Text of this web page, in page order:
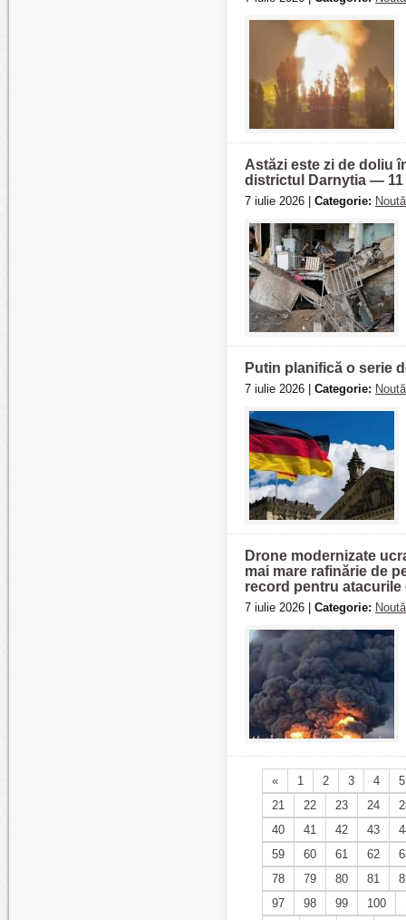
Astăzi este zi de doliu
districtul Darnytia — 11
7 iulie 2026 | Categorie:
Putin planifică o serie
7 iulie 2026 | Categorie:
Drone modernizate
mai mare rafinărie de
record pentru
7 iulie 2026 | Categorie:
« 1 2 3 4
5
21
22 23 24
40
41 42 43
59
60 61 62
78
79 80 81
97
98 99 100